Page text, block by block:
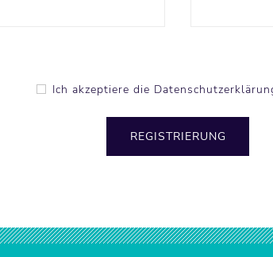
Ich akzeptiere die